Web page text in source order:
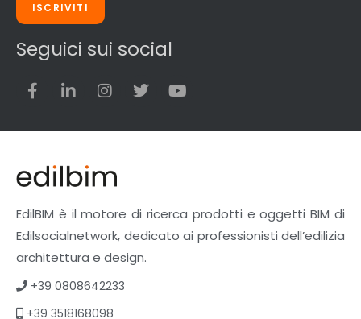
Strutture
Superfici
Teli
Veicoli multiuso
Pavimenti e rivestimenti
Pavimenti industriali
Sistemi giardini pensili
Supporti per esterni
Tetti verdi
ISCRIVITI
Seguici sui social
EdilBIM è il motore di ricerca prodotti e oggetti BIM di
Edilsocialnetwork, dedicato ai professionisti dell’edilizia
architettura e design.
+39 0808642233
+39 3518168098